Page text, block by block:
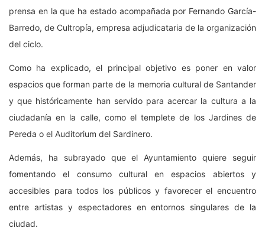
prensa en la que ha estado acompañada por Fernando García-
Barredo, de Cultropía, empresa adjudicataria de la organización
del ciclo.
Como ha explicado, el principal objetivo es poner en valor
espacios que forman parte de la memoria cultural de Santander
y que históricamente han servido para acercar la cultura a la
ciudadanía en la calle, como el templete de los Jardines de
Pereda o el Auditorium del Sardinero.
Además, ha subrayado que el Ayuntamiento quiere seguir
fomentando el consumo cultural en espacios abiertos y
accesibles para todos los públicos y favorecer el encuentro
entre artistas y espectadores en entornos singulares de la
ciudad.